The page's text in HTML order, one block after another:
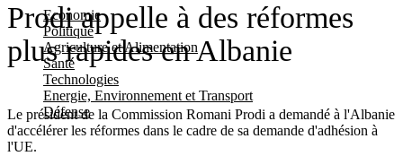
Economie
Politique
Agriculture et Alimentation
Santé
Technologies
Energie, Environnement et Transport
Défense
Prodi appelle à des réformes
plus rapides en Albanie
Le président de la Commission Romani Prodi a demandé à l'Albanie
d'accélérer les réformes dans le cadre de sa demande d'adhésion à
l'UE.